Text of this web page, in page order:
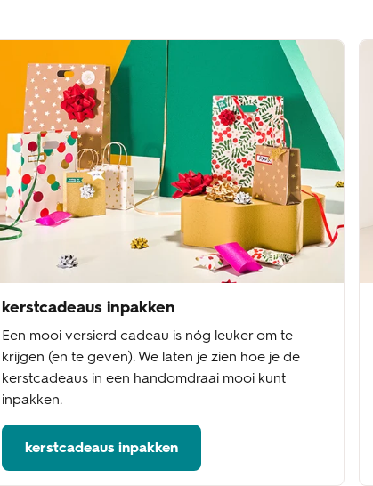
kerstcadeaus inpakken
Een mooi versierd cadeau is nóg leuker om te
krijgen (en te geven). We laten je zien hoe je de
kerstcadeaus in een handomdraai mooi kunt
inpakken.
kerstcadeaus inpakken